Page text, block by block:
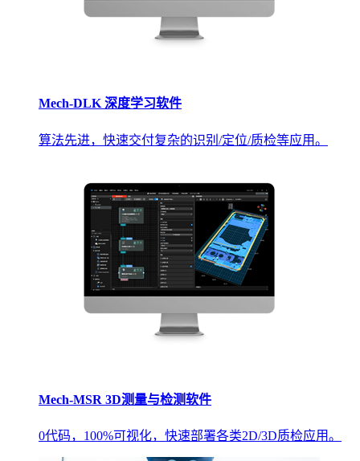
Mech-DLK 深度学习软件
算法先进，快速交付复杂的识别/定位/质检等应用。
Mech-MSR 3D测量与检测软件
0代码，100%可视化，快速部署各类2D/3D质检应用。